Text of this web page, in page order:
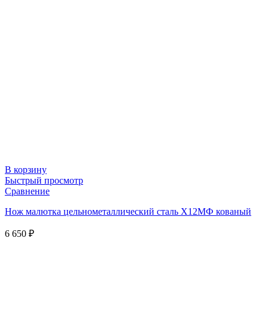
В корзину
Быстрый просмотр
Сравнение
Нож малютка цельнометаллический сталь Х12МФ кованый
6 650 ₽